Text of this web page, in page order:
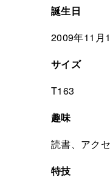
誕生日
2009年11月
サイズ
T163
趣味
読書、アク
特技